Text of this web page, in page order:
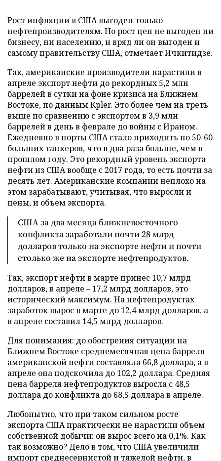
Рост инфляции в США выгоден только
нефтепроизводителям. Но рост цен не выгоден ни
бизнесу, ни населению, и вряд ли он выгоден и
самому правительству США, отмечает Ичкитидзе.
Так, американские производители нарастили в
апреле экспорт нефти до рекордных 5,2 млн
баррелей в сутки на фоне кризиса на Ближнем
Востоке, по данным Kpler. Это более чем на треть
выше по сравнению с экспортом в 3,9 млн
баррелей в день в феврале до войны с Ираном.
Ежедневно в порты США стало приходить по 50-60
больших танкеров, что в два раза больше, чем в
прошлом году. Это рекордный уровень экспорта
нефти из США вообще с 2017 года, то есть почти за
десять лет. Американские компании неплохо на
этом зарабатывают, учитывая, что выросли и
цены, и объем экспорта.
США за два месяца ближневосточного
конфликта заработали почти 28 млрд
долларов только на экспорте нефти и почти
столько же на экспорте нефтепродуктов.
Так, экспорт нефти в марте принес 10,7 млрд
долларов, в апреле – 17,2 млрд долларов, это
исторический максимум. На нефтепродуктах
заработок вырос в марте до 12,4 млрд долларов, а
в апреле составил 14,5 млрд долларов.
Для понимания: до обострения ситуации на
Ближнем Востоке среднемесячная цена барреля
американской нефти составляла 66,8 доллара, а в
апреле она подскочила до 102,2 доллара. Средняя
цена барреля нефтепродуктов выросла с 48,5
доллара до конфликта до 68,5 доллара в апреле.
Любопытно, что при таком сильном росте
экспорта США практически не нарастили объем
собственной добычи: он вырос всего на 0,1%. Как
так возможно? Дело в том, что США увеличили
импорт среднесернистой и тяжелой нефти, в